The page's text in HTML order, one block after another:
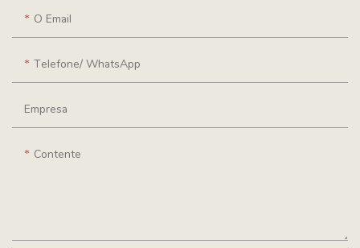
O Email
Telefone/ WhatsApp
Empresa
Contente